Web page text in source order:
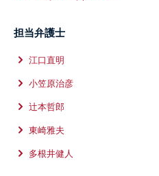
担当弁護士
江口直明
小笠原治彦
辻本哲郎
東崎雅夫
多根井健人